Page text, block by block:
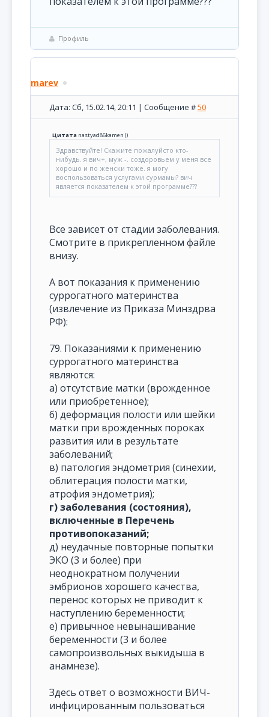
Профиль
marev
Дата: Сб, 15.02.14, 20:11 | Сообщение #50
Цитата nastyad86kamen ()
Здравствуйте! Скажите пожалуйсто кто-
нибудь. я вич+, муж -. создоровьем у меня все
хорошо и по женски тоже. я могу
воспользоваться услугами сурмамы? вич
является показателем к этой программе???
Все зависет от стадии заболевания.
Смотрите в прикрепленном файле
внизу.
А вот показания к применению
суррогатного материнства
(извлечение из Приказа Минздрва
РФ):
79. Показаниями к применению
суррогатного материнства
являются:
а) отсутствие матки (врожденное
или приобретенное);
б) деформация полости или шейки
матки при врожденных пороках
развития или в результате
заболеваний;
в) патология эндометрия (синехии,
облитерация полости матки,
атрофия эндометрия);
г) заболевания (состояния),
включенные в Перечень
противопоказаний;
д) неудачные повторные попытки
ЭКО (3 и более) при
неоднократном получении
эмбрионов хорошего качества,
перенос которых не приводит к
наступлению беременности;
е) привычное невынашивание
беременности (3 и более
самопроизвольных выкидыша в
анамнезе).
Здесь ответ о возможности ВИЧ-
инфицированным пользоваться